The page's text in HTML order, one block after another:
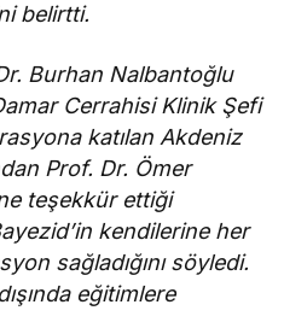
belirtti.
Burhan Nalbantoğlu
Cerrahisi Klinik Şefi
katılan Akdeniz
Prof. Dr. Ömer
teşekkür ettiği
kendilerine her
sağladığını söyledi.
eğitimlere